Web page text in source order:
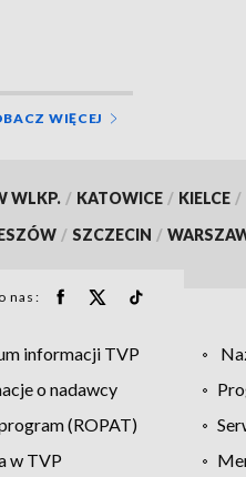
WIĘCEJ
WLKP. / KATOWICE / KIELCE /
/ SZCZECIN /
nas:
informacji TVP
o nadawcy
(ROPAT)
w TVP